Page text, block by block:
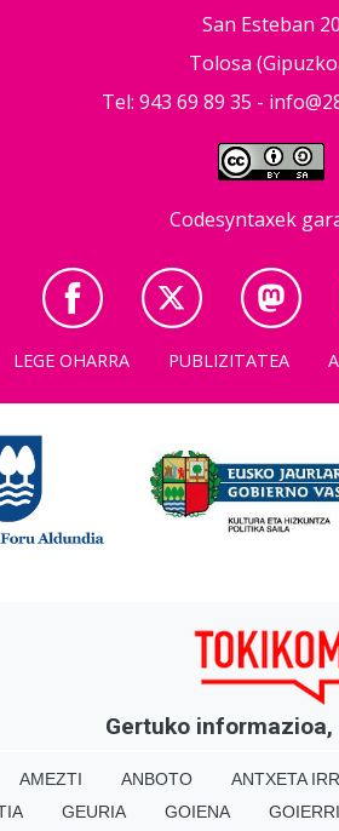
San Esteban 20
Tolosa
Tel: 943 69 89 35 -
Codesyntaxek
LEGE OHARRA PUBLIZITATEA
Gertuko informazioa,
AMEZTI ANBOTO ANTXETA
GEURIA GOIENA